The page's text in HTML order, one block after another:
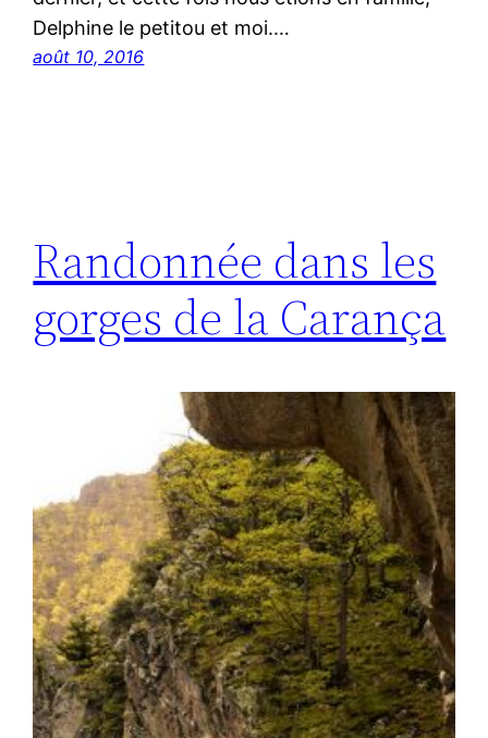
Delphine le petitou et moi.…
août 10, 2016
Randonnée dans les
gorges de la Carança